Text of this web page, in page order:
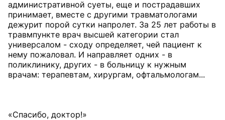
административной суеты, еще и пострадавших
принимает, вместе с другими травматологами
дежурит порой сутки напролет. За 25 лет работы в
травмпункте врач высшей категории стал
универсалом - сходу определяет, чей пациент к
нему пожаловал. И направляет одних - в
поликлинику, других - в больницу к нужным
врачам: терапевтам, хирургам, офтальмологам...
«Спасибо, доктор!»